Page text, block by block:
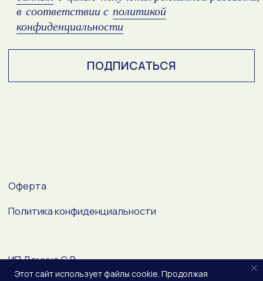
Этот сайт использует файлы cookie. Продолжая